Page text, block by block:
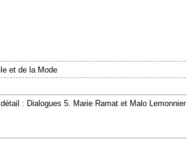
et de la Mode
: Dialogues 5. Marie Ramat et Malo Lemonnier